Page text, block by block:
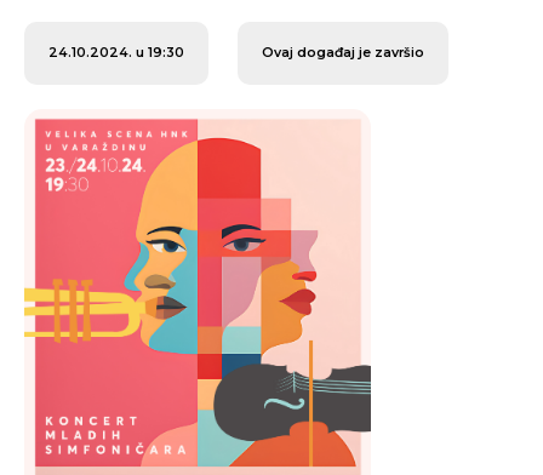
24.10.2024. u 19:30 Ovaj događaj je završio